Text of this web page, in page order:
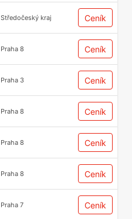
Středočeský kraj Ceník
Praha 8 Ceník
Praha 3 Ceník
Praha 8 Ceník
Praha 8 Ceník
Praha 8 Ceník
Praha 7 Ceník